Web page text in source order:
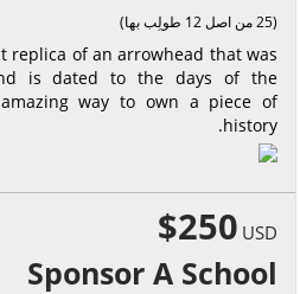
(25 من اصل 12 طولِب بها)
replica of an arrowhead that was
is dated to the days of the
way to own a piece of
history.
$250 USD
Sponsor A School